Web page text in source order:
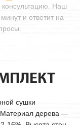
консультацию. Наш
и ответит на
сушки
дерева —